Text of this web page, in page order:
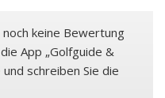
keine Bewertung
App „Golfguide &
und schreiben Sie die